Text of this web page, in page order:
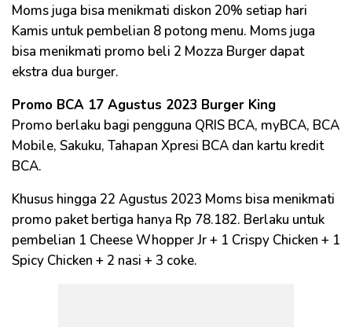
Moms juga bisa menikmati diskon 20% setiap hari
Kamis untuk pembelian 8 potong menu. Moms juga
bisa menikmati promo beli 2 Mozza Burger dapat
ekstra dua burger.
Promo BCA 17 Agustus 2023 Burger King
Promo berlaku bagi pengguna QRIS BCA, myBCA, BCA
Mobile, Sakuku, Tahapan Xpresi BCA dan kartu kredit
BCA.
Khusus hingga 22 Agustus 2023 Moms bisa menikmati
promo paket bertiga hanya Rp 78.182. Berlaku untuk
pembelian 1 Cheese Whopper Jr + 1 Crispy Chicken + 1
Spicy Chicken + 2 nasi + 3 coke.